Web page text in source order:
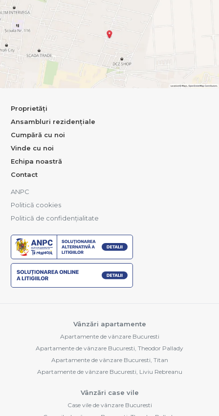
Proprietăți
Ansambluri rezidențiale
Cumpără cu noi
Vinde cu noi
Echipa noastră
Contact
ANPC
Politică cookies
Politică de confidențialitate
Vânzări apartamente
Apartamente de vânzare Bucuresti
Apartamente de vânzare Bucuresti, Theodor Pallady
Apartamente de vânzare Bucuresti, Titan
Apartamente de vânzare Bucuresti, Liviu Rebreanu
Vânzări case vile
Case vile de vânzare Bucuresti